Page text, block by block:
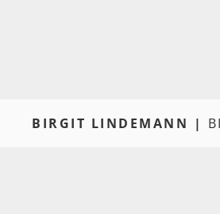
BIRGIT LINDEMANN |